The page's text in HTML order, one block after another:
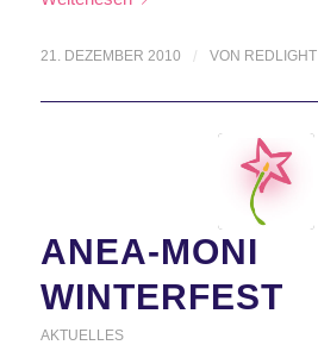
21. DEZEMBER 2010 / VON REDLIGHT
ANEA-MONI
WINTERFEST
AKTUELLES